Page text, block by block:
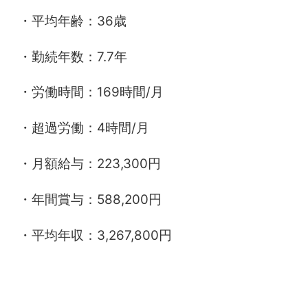
・平均年齢：36歳
・勤続年数：7.7年
・労働時間：169時間/月
・超過労働：4時間/月
・月額給与：223,300円
・年間賞与：588,200円
・平均年収：3,267,800円